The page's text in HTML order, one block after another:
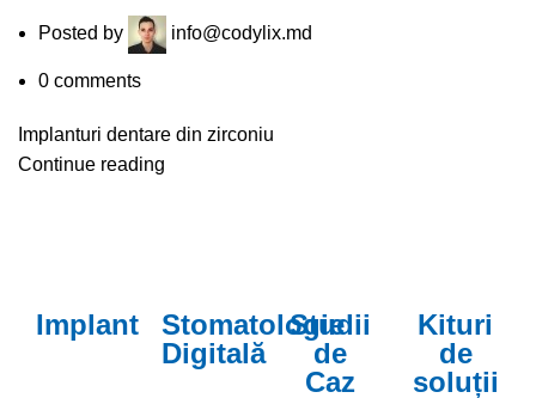
Posted by info@codylix.md
0 comments
Implanturi dentare din zirconiu
Continue reading
Implant
Stomatologie
Digitală
Studii
de
Caz
Kituri
de
soluții